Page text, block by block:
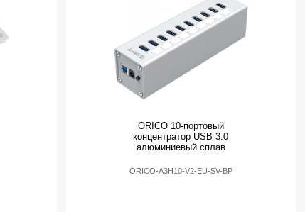
ORICO 10-портовый
концентратор USB 3.0
алюминиевый сплав
ORICO-A3H10-V2-EU-SV-BP